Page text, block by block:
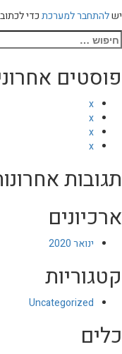
ישלהתחבר למערכתכדי
חיפוש:
פוסטים
x
x
x
x
תגובות
ארכיונים
ינואר 2020
קטגוריות
Uncategorized
כלים